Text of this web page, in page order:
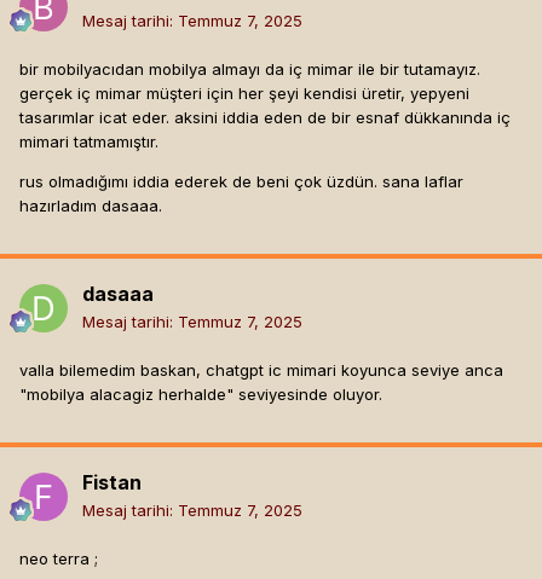
Mesaj tarihi: Temmuz 7, 2025
bir mobilyacıdan mobilya almayı da iç mimar ile bir tutamayız.
gerçek iç mimar müşteri için her şeyi kendisi üretir, yepyeni
tasarımlar icat eder. aksini iddia eden de bir esnaf dükkanında iç
mimari tatmamıştır.
rus olmadığımı iddia ederek de beni çok üzdün. sana laflar
hazırladım dasaaa.
dasaaa
Mesaj tarihi: Temmuz 7, 2025
valla bilemedim baskan, chatgpt ic mimari koyunca seviye anca
"mobilya alacagiz herhalde" seviyesinde oluyor.
Fistan
Mesaj tarihi: Temmuz 7, 2025
neo terra ;